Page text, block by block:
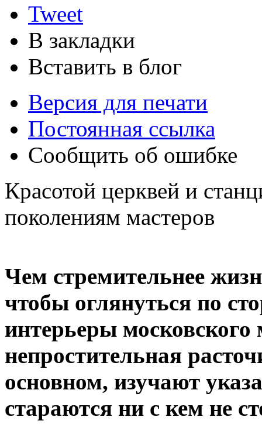
Tweet
В закладки
Вставить в блог
Версия для печати
Постоянная ссылка
Сообщить об ошибке
Красотой церквей и
поколениям мастеров
Чем стремительнее
чтобы оглянуться по
интерьеры
непростительная
основном, изучают
стараются ни с кем не